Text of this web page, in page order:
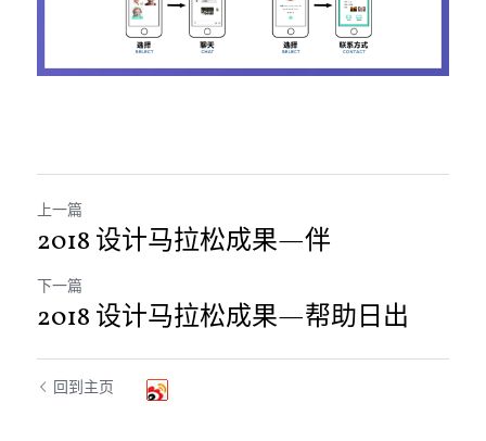
上一篇
2018 设计马拉松成果—伴
下一篇
2018 设计马拉松成果—帮助日出
回到主页